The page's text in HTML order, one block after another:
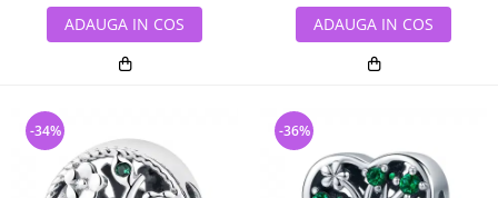
ADAUGA IN COS ADAUGA IN COS
-34% -36%